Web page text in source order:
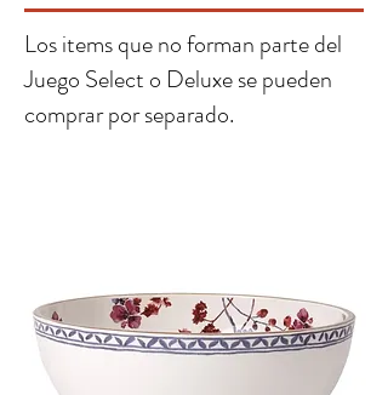
Los items que no forman parte del
Juego Select o Deluxe se pueden
comprar por separado.